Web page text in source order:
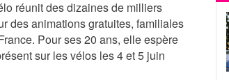
réunit des dizaines de milliers
des animations gratuites, familiales
Pour ses 20 ans, elle espère
sur les vélos les 4 et 5 juin